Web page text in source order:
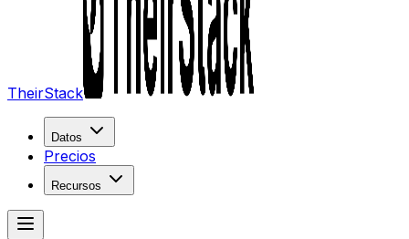
TheirStack
Datos
Precios
Recursos